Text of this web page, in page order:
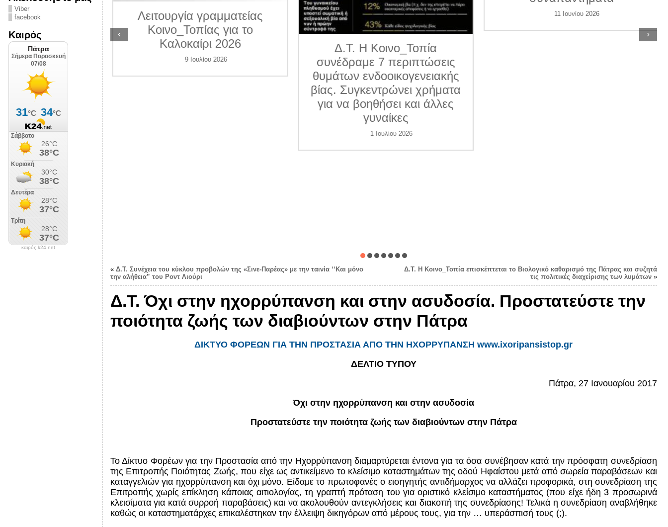
Viber
facebook
Καιρός
καιρός k24.net
Ιουλίου 2026
Λειτουργία γραμματείας
Κοινο_Τοπίας για το
Καλοκαίρι 2026
9 Ιουλίου 2026
Δ.Τ. Η Κοινο_Τοπία
συνέδραμε 7 περιπτώσεις
θυμάτων ενδοοικογενειακής
βίας. Συγκεντρώνει χρήματα
για να βοηθήσει και άλλες
γυναίκες
1 Ιουλίου 2026
11 Ιουνίου 2026
‹ ›
« Δ.Τ. Συνέχεια του κύκλου προβολών της «Σινε-Παρέας» με την ταινία ‘‘Και μόνο
την αλήθεια” του Ροντ Λιούρι
Δ.Τ. Η Κοινο_Τοπία επισκέπτεται το Βιολογικό καθαρισμό της Πάτρας και συζητά
τις πολιτικές διαχείρισης των λυμάτων»
Δ.Τ. Όχι στην ηχορρύπανση και στην ασυδοσία. Προστατεύστε την
ποιότητα ζωής των διαβιούντων στην Πάτρα
ΔΙΚΤΥΟ ΦΟΡΕΩΝ ΓΙΑ ΤΗΝ ΠΡΟΣΤΑΣΙΑ ΑΠΟ ΤΗΝ ΗΧΟΡΡΥΠΑΝΣΗ www.ixoripansistop.gr
ΔΕΛΤΙΟ ΤΥΠΟΥ
Πάτρα, 27 Ιανουαρίου 2017
Όχι στην ηχορρύπανση και στην ασυδοσία
Προστατεύστε την ποιότητα ζωής των διαβιούντων στην Πάτρα
Το Δίκτυο Φορέων για την Προστασία από την Ηχορρύπανση διαμαρτύρεται έντονα για τα όσα συνέβησαν κατά την πρόσφατη συνεδρίαση
της Επιτροπής Ποιότητας Ζωής, που είχε ως αντικείμενο το κλείσιμο καταστημάτων της οδού Ηφαίστου μετά από σωρεία παραβάσεων και
καταγγελιών για ηχορρύπανση και όχι μόνο. Είδαμε το πρωτοφανές ο εισηγητής αντιδήμαρχος να αλλάζει προφορικά, στη συνεδρίαση της
Επιτροπής χωρίς επίκληση κάποιας αιτιολογίας, τη γραπτή πρόταση του για οριστικό κλείσιμο καταστήματος (που είχε ήδη 3 προσωρινά
κλεισίματα για κατά συρροή παραβάσεις) και να ακολουθούν αντεγκλήσεις και διακοπή της συνεδρίασης! Τελικά η συνεδρίαση αναβλήθηκε
καθώς οι καταστηματάρχες επικαλέστηκαν την έλλειψη δικηγόρων από μέρους τους, για την … υπεράσπισή τους (;).